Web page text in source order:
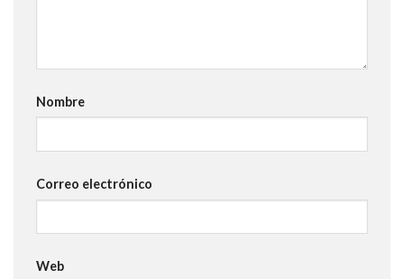
Nombre
Correo electrónico
Web